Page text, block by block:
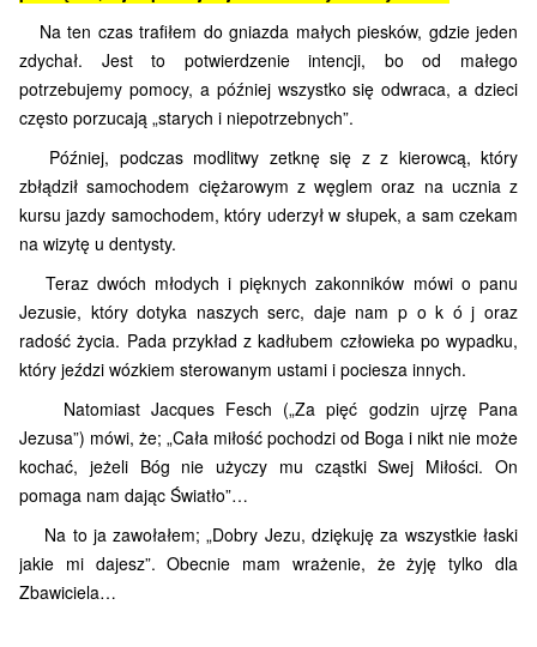
Na ten czas trafiłem do gniazda małych piesków, gdzie jeden
zdychał. Jest to potwierdzenie intencji, bo od małego
potrzebujemy pomocy, a później wszystko się odwraca, a dzieci
często porzucają „starych i niepotrzebnych”.
Później, podczas modlitwy zetknę się z z kierowcą, który
zbłądził samochodem ciężarowym z węglem oraz na ucznia z
kursu jazdy samochodem, który uderzył w słupek, a sam czekam
na wizytę u dentysty.
Teraz dwóch młodych i pięknych zakonników mówi o panu
Jezusie, który dotyka naszych serc, daje nam p o k ó j oraz
radość życia. Pada przykład z kadłubem człowieka po wypadku,
który jeździ wózkiem sterowanym ustami i pociesza innych.
Natomiast Jacques Fesch („Za pięć godzin ujrzę Pana
Jezusa”) mówi, że; „Cała miłość pochodzi od Boga i nikt nie może
kochać, jeżeli Bóg nie użyczy mu cząstki Swej Miłości. On
pomaga nam dając Światło”…
Na to ja zawołałem; „Dobry Jezu, dziękuję za wszystkie łaski
jakie mi dajesz”. Obecnie mam wrażenie, że żyję tylko dla
Zbawiciela…